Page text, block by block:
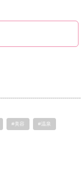
#美容 #温泉